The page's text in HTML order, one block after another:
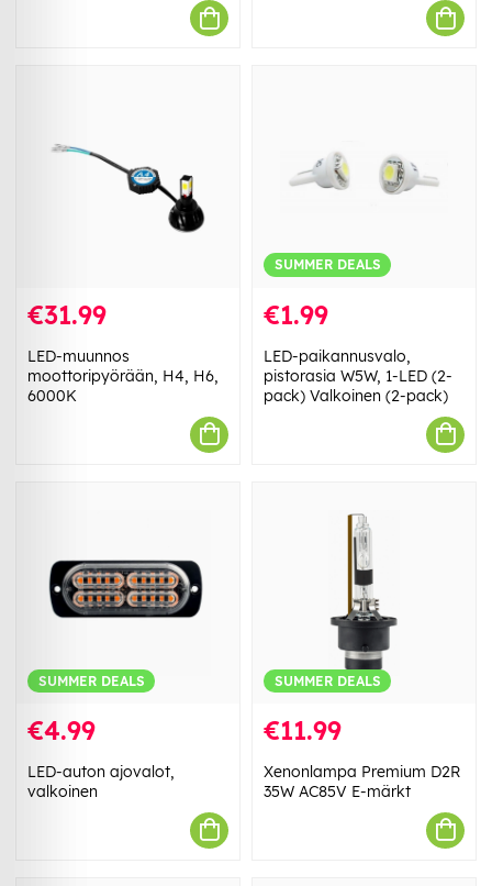
€31.99
LED-muunnos
moottoripyörään, H4, H6,
6000K
SUMMER DEALS
€1.99
LED-paikannusvalo,
pistorasia W5W, 1-LED (2-
pack) Valkoinen (2-pack)
SUMMER DEALS
€4.99
LED-auton ajovalot,
valkoinen
SUMMER DEALS
€11.99
Xenonlampa Premium D2R
35W AC85V E-märkt